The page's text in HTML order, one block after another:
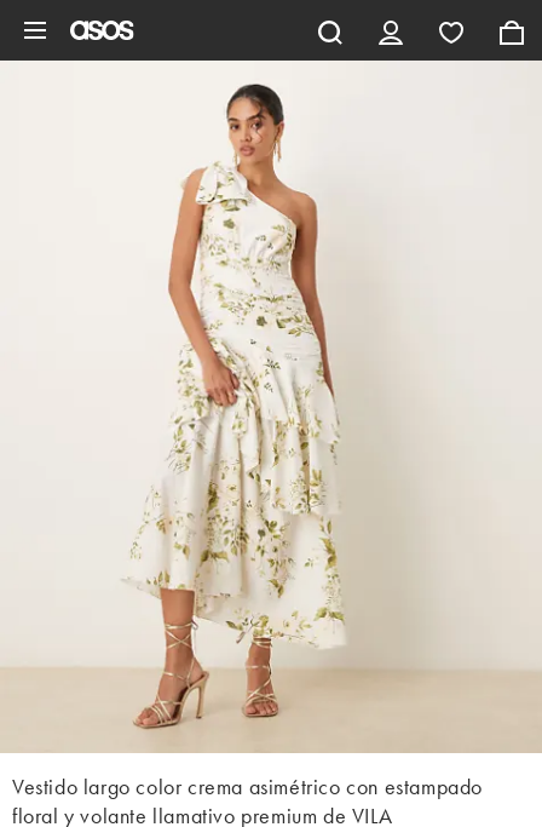
Vestido largo color crema asimétrico con estampado
floral y volante llamativo premium de VILA